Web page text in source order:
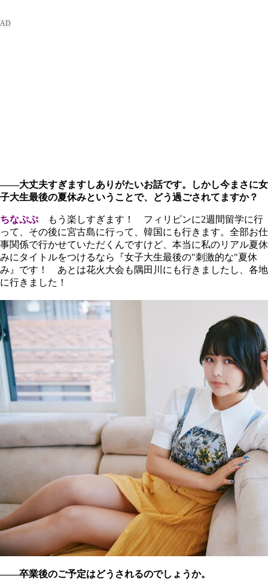
――大丈夫すぎますしありがたいお話です。しかし今まさに女
子大生最後の夏休みということで、どう過ごされてますか？
ちなぷぷもう楽しすぎます！ フィリピンに2週間留学に行
って、その後に宮古島に行って、韓国にも行きます。全部お仕
事関係で行かせていただくんですけど、本当に私のリアル夏休
みにタイトルをつけるなら『女子大生最後の"刺激的な"夏休
み』です！ あとは花火大会も隅田川にも行きましたし、各地
に行きました！
――卒業後のご予定はどうされるのでしょうか。